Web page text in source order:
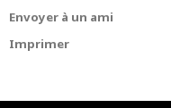
Envoyer à un ami
Imprimer